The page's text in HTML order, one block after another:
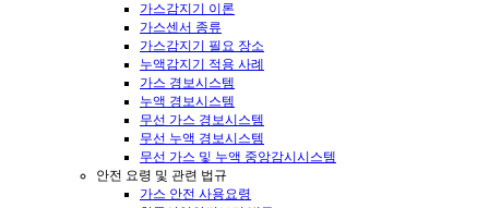
가스감지기 이론
가스센서 종류
가스감지기 필요 장소
누액감지기 적용 사례
가스 경보시스템
누액 경보시스템
무선 가스 경보시스템
무선 누액 경보시스템
무선 가스 및 누액 중앙감시시스템
안전 요령 및 관련 법규
가스 안전 사용요령